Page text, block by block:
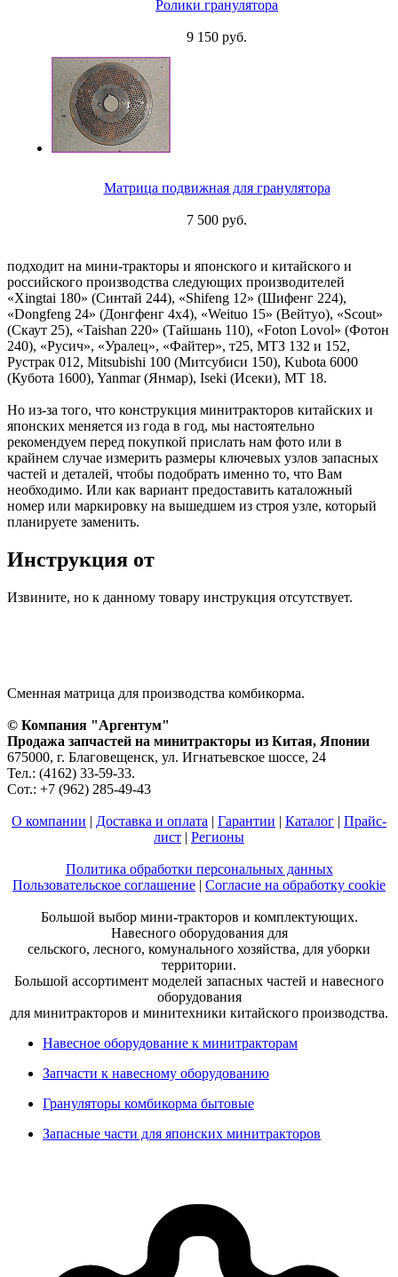
Ролики гранулятора
9 150 руб.
Матрица подвижная для гранулятора
7 500 руб.
подходит на мини-тракторы и японского и китайского и
российского производства следующих производителей
«Xingtai 180» (Синтай 244), «Shifeng 12» (Шифенг 224),
«Dongfeng 24» (Донгфенг 4х4), «Weituo 15» (Вейтуо), «Scout»
(Скаут 25), «Taishan 220» (Тайшань 110), «Foton Lovol» (Фотон
240), «Русич», «Уралец», «Файтер», т25, МТЗ 132 и 152,
Рустрак 012, Mitsubishi 100 (Митсубиси 150), Kubota 6000
(Кубота 1600), Yanmar (Янмар), Iseki (Исеки), МТ 18.
Но из-за того, что конструкция минитракторов китайских и
японских меняется из года в год, мы настоятельно
рекомендуем перед покупкой прислать нам фото или в
крайнем случае измерить размеры ключевых узлов запасных
частей и деталей, чтобы подобрать именно то, что Вам
необходимо. Или как вариант предоставить каталожный
номер или маркировку на вышедшем из строя узле, который
планируете заменить.
Инструкция от
Извините, но к данному товару инструкция отсутствует.
Сменная матрица для производства комбикорма.
© Компания "Аргентум"
Продажа запчастей на минитракторы из Китая, Японии
675000, г. Благовещенск, ул. Игнатьевское шоссе, 24
Тел.: (4162) 33-59-33.
Сот.: +7 (962) 285-49-43
О компании | Доставка и оплата | Гарантии | Каталог | Прайс-
лист | Регионы
Политика обработки персональных данных
Пользовательское соглашение | Согласие на обработку cookie
Большой выбор мини-тракторов и комплектующих.
Навесного оборудования для
сельского, лесного, комунального хозяйства, для уборки
территории.
Большой ассортимент моделей запасных частей и навесного
оборудования
для минитракторов и минитехники китайского производства.
Навесное оборудование к минитракторам
Запчасти к навесному оборудованию
Грануляторы комбикорма бытовые
Запасные части для японских минитракторов